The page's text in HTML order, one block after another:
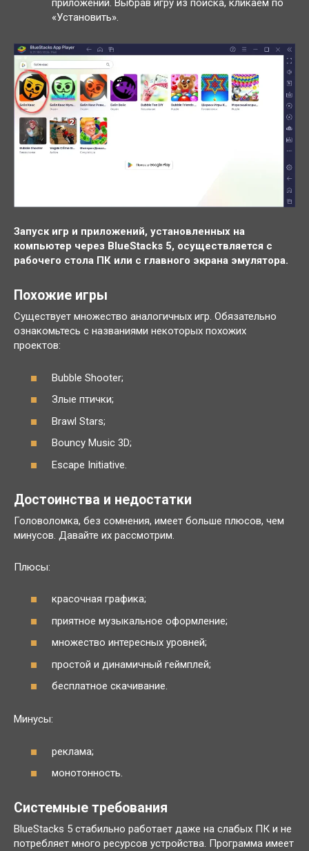
приложений. Выбрав игру из поиска, кликаем по
«Установить».
Запуск игр и приложений, установленных на
компьютер через BlueStacks 5, осуществляется с
рабочего стола ПК или с главного экрана эмулятора.
Похожие игры
Существует множество аналогичных игр. Обязательно
ознакомьтесь с названиями некоторых похожих
проектов:
Bubble Shooter;
Злые птички;
Brawl Stars;
Bouncy Music 3D;
Escape Initiative.
Достоинства и недостатки
Головоломка, без сомнения, имеет больше плюсов, чем
минусов. Давайте их рассмотрим.
Плюсы:
красочная графика;
приятное музыкальное оформление;
множество интересных уровней;
простой и динамичный геймплей;
бесплатное скачивание.
Минусы:
реклама;
монотонность.
Системные требования
BlueStacks 5 стабильно работает даже на слабых ПК и не
потребляет много ресурсов устройства. Программа имеет